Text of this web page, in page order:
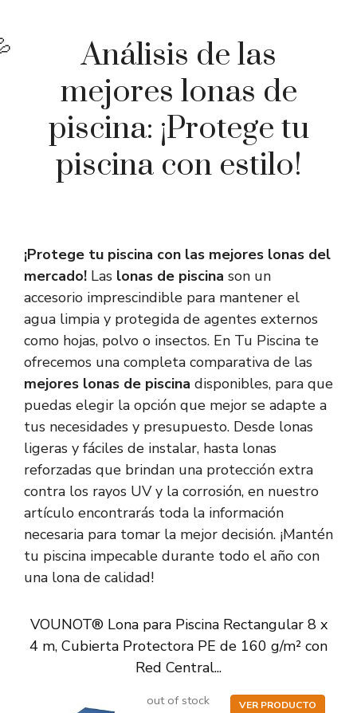
Análisis de las
mejores lonas de
piscina: ¡Protege tu
piscina con estilo!
¡Protege tu piscina con las mejores lonas del
mercado! Las lonas de piscina son un
accesorio imprescindible para mantener el
agua limpia y protegida de agentes externos
como hojas, polvo o insectos. En Tu Piscina te
ofrecemos una completa comparativa de las
mejores lonas de piscina disponibles, para que
puedas elegir la opción que mejor se adapte a
tus necesidades y presupuesto. Desde lonas
ligeras y fáciles de instalar, hasta lonas
reforzadas que brindan una protección extra
contra los rayos UV y la corrosión, en nuestro
artículo encontrarás toda la información
necesaria para tomar la mejor decisión. ¡Mantén
tu piscina impecable durante todo el año con
una lona de calidad!
VOUNOT® Lona para Piscina Rectangular 8 x
4 m, Cubierta Protectora PE de 160 g/m² con
Red Central...
out of stock VER PRODUCTO